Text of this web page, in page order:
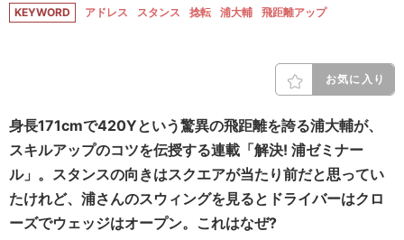
KEYWORD アドレス スタンス 捻転 浦大輔 飛距離アップ
お気に入り
身長171cmで420Yという驚異の飛距離を誇る浦大輔が、
スキルアップのコツを伝授する連載「解決! 浦ゼミナー
ル」。スタンスの向きはスクエアが当たり前だと思ってい
たけれど、浦さんのスウィングを見るとドライバーはクロ
ーズでウェッジはオープン。これはなぜ?